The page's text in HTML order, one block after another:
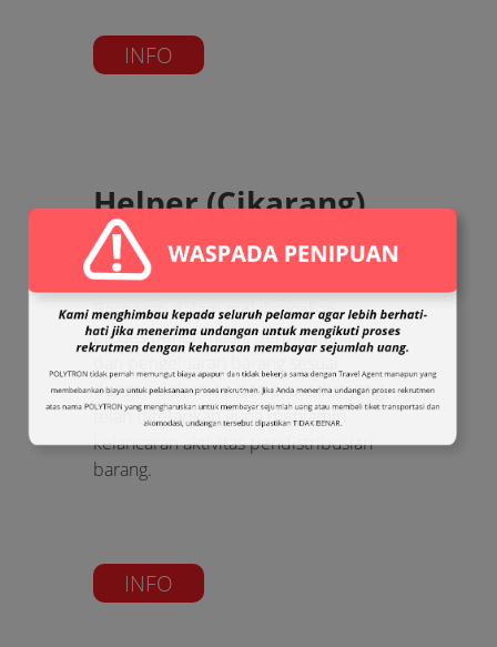
INFO
Helper (Cikarang)
Berperan dalam melaksanakan
proses penerimaan, penyimpanan,
dan pengeluaran barang sesuai
dengan dokumen dan prosedur yang
telah ditetapkan guna menjamin
kelancaran aktivitas pendistribusian
barang.
INFO